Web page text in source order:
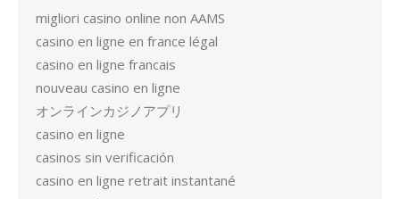
migliori casino online non AAMS
casino en ligne en france légal
casino en ligne francais
nouveau casino en ligne
オンラインカジノアプリ
casino en ligne
casinos sin verificación
casino en ligne retrait instantané